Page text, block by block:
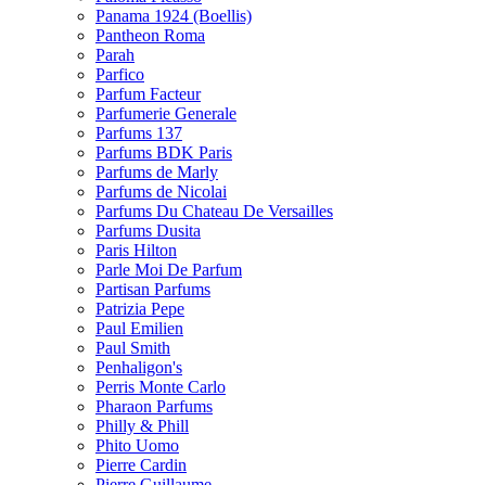
Panama 1924 (Boellis)
Pantheon Roma
Parah
Parfico
Parfum Facteur
Parfumerie Generale
Parfums 137
Parfums BDK Paris
Parfums de Marly
Parfums de Nicolai
Parfums Du Chateau De Versailles
Parfums Dusita
Paris Hilton
Parle Moi De Parfum
Partisan Parfums
Patrizia Pepe
Paul Emilien
Paul Smith
Penhaligon's
Perris Monte Carlo
Pharaon Parfums
Philly & Phill
Phito Uomo
Pierre Cardin